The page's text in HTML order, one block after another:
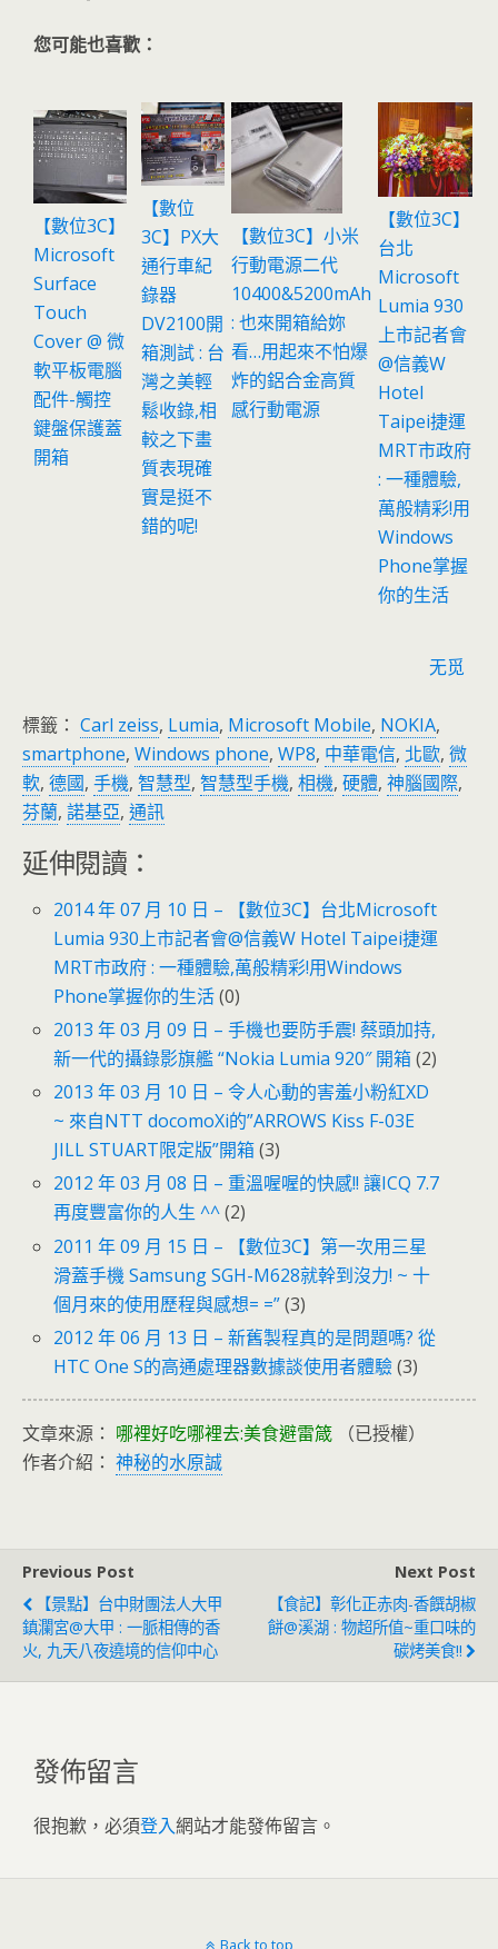
您可能也喜歡：
【數位3C】
Microsoft
Surface
Touch
Cover @ 微
軟平板電腦
配件-觸控
鍵盤保護蓋
開箱
【數位
3C】PX大
通行車紀
錄器
DV2100開
箱測試 : 台
灣之美輕
鬆收錄,相
較之下畫
質表現確
實是挺不
錯的呢!
【數位3C】小米
行動電源二代
10400&5200mAh
: 也來開箱給妳
看…用起來不怕爆
炸的鋁合金高質
感行動電源
【數位3C】
台北
Microsoft
Lumia 930
上市記者會
@信義W
Hotel
Taipei捷運
MRT市政府
: 一種體驗,
萬般精彩!用
Windows
Phone掌握
你的生活
无觅
標籤： Carl zeiss, Lumia, Microsoft Mobile, NOKIA,
smartphone, Windows phone, WP8, 中華電信, 北歐, 微
軟, 德國, 手機, 智慧型, 智慧型手機, 相機, 硬體, 神腦國際,
芬蘭, 諾基亞, 通訊
延伸閱讀：
2014 年 07 月 10 日 – 【數位3C】台北Microsoft
Lumia 930上市記者會@信義W Hotel Taipei捷運
MRT市政府 : 一種體驗,萬般精彩!用Windows
Phone掌握你的生活(0)
2013 年 03 月 09 日 – 手機也要防手震! 蔡頭加持,
新一代的攝錄影旗艦 “Nokia Lumia 920″ 開箱(2)
2013 年 03 月 10 日 – 令人心動的害羞小粉紅XD
~ 來自NTT docomoXi的”ARROWS Kiss F-03E
JILL STUART限定版”開箱(3)
2012 年 03 月 08 日 – 重溫喔喔的快感!! 讓ICQ 7.7
再度豐富你的人生 ^^(2)
2011 年 09 月 15 日 – 【數位3C】第一次用三星
滑蓋手機 Samsung SGH-M628就幹到沒力! ~ 十
個月來的使用歷程與感想= =”(3)
2012 年 06 月 13 日 – 新舊製程真的是問題嗎? 從
HTC One S的高通處理器數據談使用者體驗(3)
文章來源： 哪裡好吃哪裡去:美食避雷箴
（已授權）
作者介紹： 神秘的水原誠
Previous Post
【景點】台中財團法人大甲
鎮瀾宮@大甲 : 一脈相傳的香
火, 九天八夜遶境的信仰中心
Next Post
【食記】彰化正赤肉-香饌胡椒
餅@溪湖 : 物超所值~重口味的
碳烤美食!!
發佈留言
很抱歉，必須登入網站才能發佈留言。
Back to top